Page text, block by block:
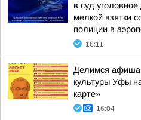
в суд
мелкой взятки
полиции в
16:11
Делимся
культуры Уфы
карте»
16:04